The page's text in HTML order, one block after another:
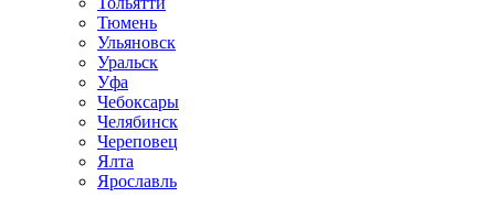
Тюмень
Ульяновск
Уральск
Уфа
Чебоксары
Челябинск
Череповец
Ялта
Ярославль